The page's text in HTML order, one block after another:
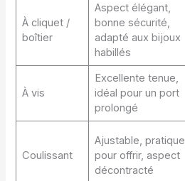
À cliquet /
boîtier
Aspect élégant,
bonne sécurité,
adapté aux bijoux
habillés
À vis
Excellente tenue,
idéal pour un port
prolongé
Coulissant
Ajustable, pratique
pour offrir, aspect
décontracté